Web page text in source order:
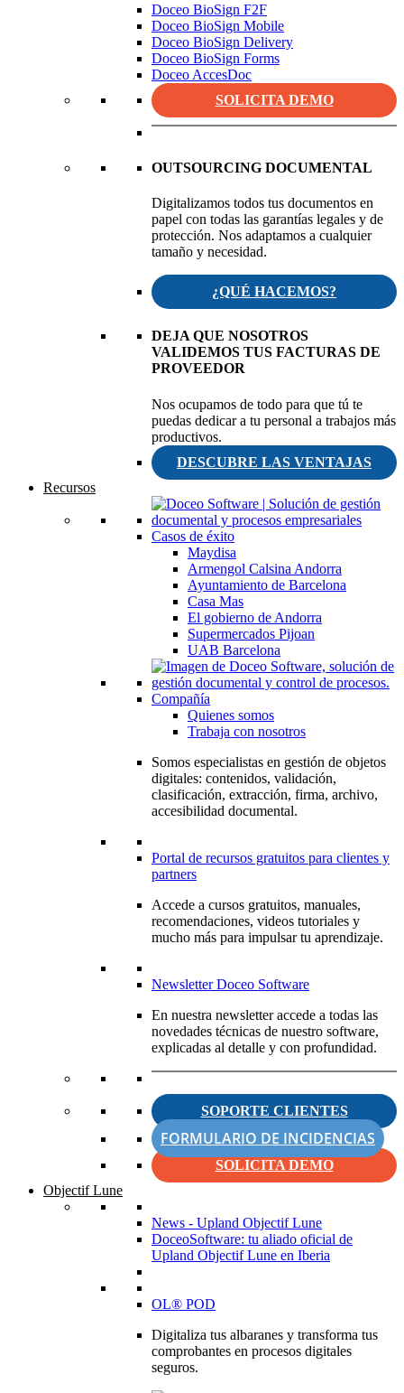
Doceo BioSign F2F
Doceo BioSign Mobile
Doceo BioSign Delivery
Doceo BioSign Forms
Doceo AccesDoc
SOLICITA DEMO
OUTSOURCING DOCUMENTAL
Digitalizamos todos tus documentos en
papel con todas las garantías legales y de
protección. Nos adaptamos a cualquier
tamaño y necesidad.
¿QUÉ HACEMOS?
DEJA QUE NOSOTROS
VALIDEMOS TUS FACTURAS DE
PROVEEDOR
Nos ocupamos de todo para que tú te
puedas dedicar a tu personal a trabajos más
productivos.
DESCUBRE LAS VENTAJAS
Recursos
Casos de éxito
Maydisa
Armengol Calsina Andorra
Ayuntamiento de Barcelona
Casa Mas
El gobierno de Andorra
Supermercados Pijoan
UAB Barcelona
Compañía
Quienes somos
Trabaja con nosotros
Somos especialistas en gestión de objetos
digitales: contenidos, validación,
clasificación, extracción, firma, archivo,
accesibilidad documental.
Portal de recursos gratuitos para clientes y
partners
Accede a cursos gratuitos, manuales,
recomendaciones, videos tutoriales y
mucho más para impulsar tu aprendizaje.
Newsletter Doceo Software
En nuestra newsletter accede a todas las
novedades técnicas de nuestro software,
explicadas al detalle y con profundidad.
SOPORTE CLIENTES
FORMULARIO DE INCIDENCIAS
SOLICITA DEMO
Objectif Lune
News - Upland Objectif Lune
DoceoSoftware: tu aliado oficial de
Upland Objectif Lune en Iberia
OL® POD
Digitaliza tus albaranes y transforma tus
comprobantes en procesos digitales
seguros.